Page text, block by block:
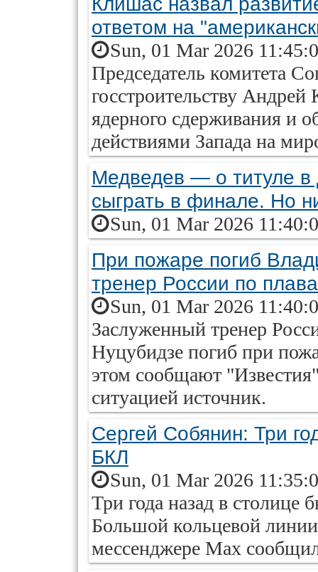
ответом на
Sun, 01 Mar 2026
Председатель комитета
госстроительству
ядерного сдерживания и
действиями Запада на
Медведев — о титуле в
сыграть в финале. Но
Sun, 01 Mar 2026
При пожаре погиб
тренер России по
Sun, 01 Mar 2026
Заслуженный тренер
Нуцубидзе погиб при
этом сообщают
ситуацией источник.
Сергей Собянин: Три
БКЛ
Sun, 01 Mar 2026
Три года назад в столице
Большой кольцевой
мессенджере Max